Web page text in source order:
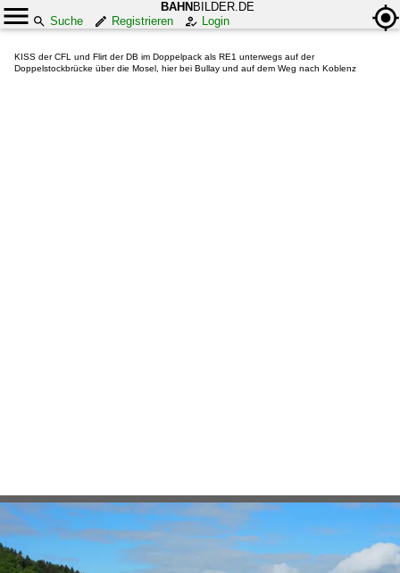
BAHN BILDER.DE
Suche
Registrieren Login
KISS der CFL und Flirt der DB im Doppelpack als RE1 unterwegs auf der
Doppelstockbrücke über die Mosel, hier bei Bullay und auf dem Weg nach Koblenz